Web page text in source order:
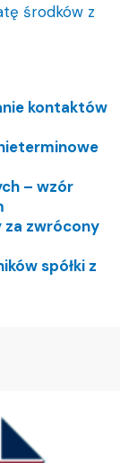
środków z
kontaktów
– wzór
za zwrócony
spółki z